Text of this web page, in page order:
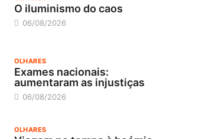
O iluminismo do caos
06/08/2026
OLHARES
Exames nacionais:
aumentaram as injustiças
06/08/2026
OLHARES